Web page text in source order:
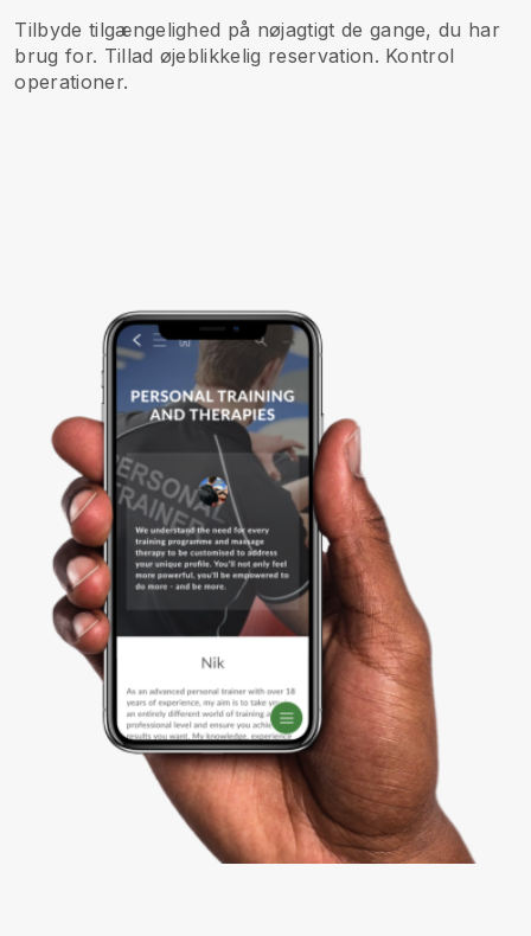
Tilbyde tilgængelighed på nøjagtigt de gange, du har
brug for. Tillad øjeblikkelig reservation. Kontrol
operationer.